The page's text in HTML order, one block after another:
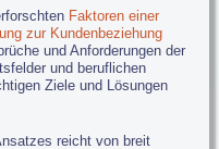
gestalten
Diesmal gilt's
Faktoren einer
zur Kundenbeziehung
und Anforderungen der
und beruflichen
Ziele und Lösungen
reicht von breit